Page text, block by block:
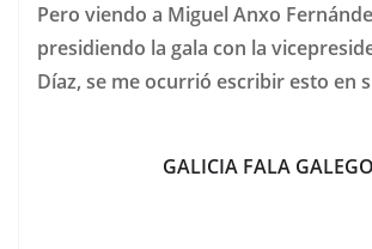
Pero viendo a Miguel Anxo
presidiendo la gala con la
Díaz, se me ocurrió escribir esto en
GALICIA FALA GALEGO